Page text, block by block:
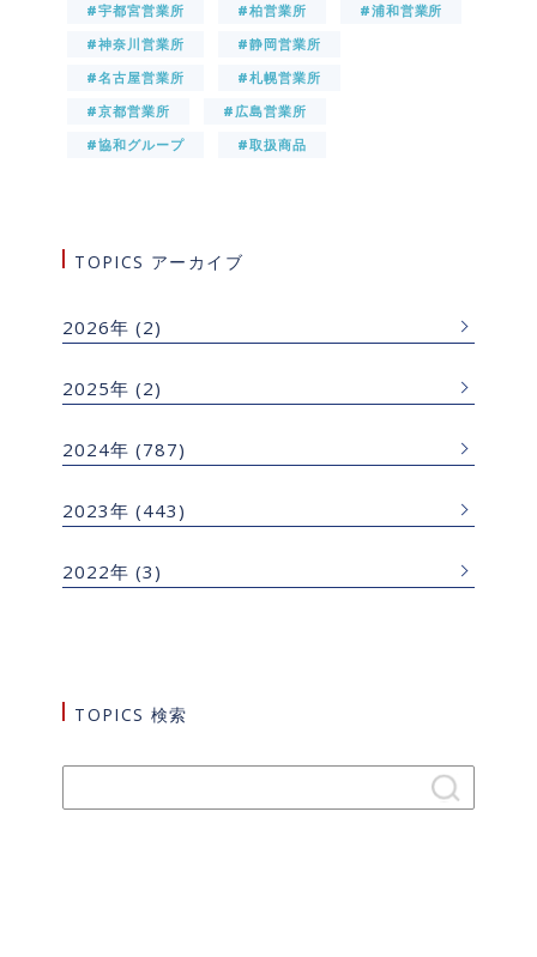
#宇都宮営業所
#柏営業所
#浦和営業所
#神奈川営業所
#静岡営業所
#名古屋営業所
#札幌営業所
#京都営業所
#広島営業所
#協和グループ
#取扱商品
TOPICS アーカイブ
2026年 (2)
2025年 (2)
2024年 (787)
2023年 (443)
2022年 (3)
TOPICS 検索